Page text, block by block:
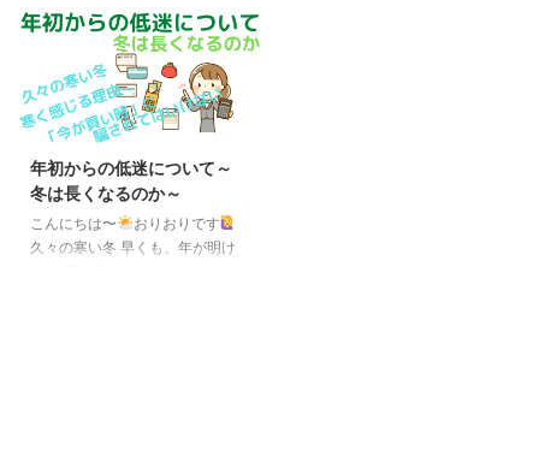
年初からの低迷について～
冬は長くなるのか～
こんにちは〜
おりおりです
久々の寒い冬 早くも、年が明け